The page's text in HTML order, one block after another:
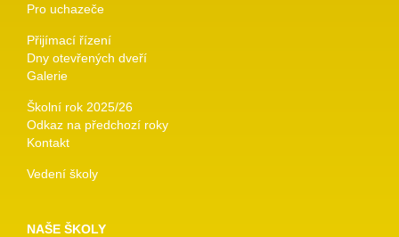
Pro uchazeče
Přijímací řízení
Dny otevřených dveří
Galerie
Školní rok 2025/26
Odkaz na předchozí roky
Kontakt
Vedení školy
NAŠE ŠKOLY